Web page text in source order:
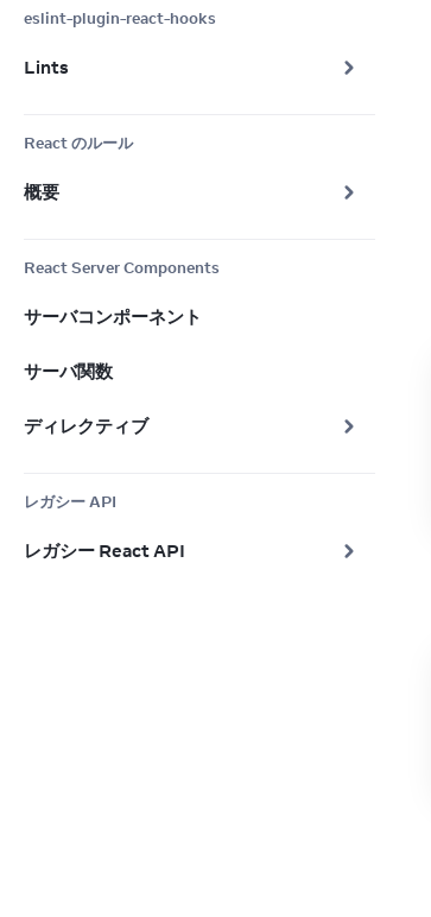
eslint-plugin-react-hooks
Lints
React のルール
概要
React Server Components
サーバコンポーネント
サーバ関数
ディレクティブ
レガシー API
レガシー React API